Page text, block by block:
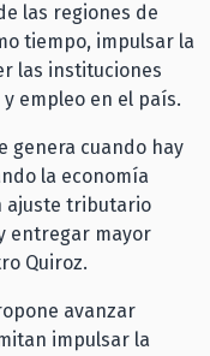
las regiones de
tiempo, impulsar la
las instituciones
empleo en el país.
genera cuando hay
la economía
ajuste tributario
entregar mayor
Quiroz.
avanzar
impulsar la